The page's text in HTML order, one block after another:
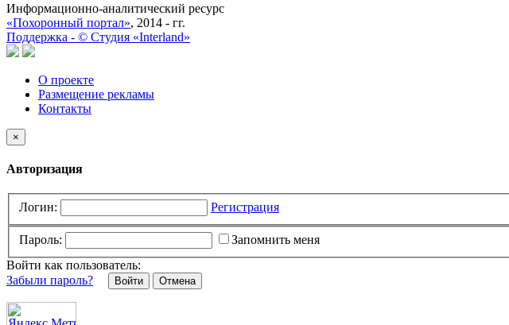
Информационно-аналитический ресурс
«Похоронный портал», 2014 - гг.
Поддержка - © Cтудия «Interland»
О проекте
Размещение рекламы
Контакты
×
Авторизация
Логин: Регистрация
Пароль:
Запомнить меня
Войти как пользователь:
Забыли пароль?
Отмена